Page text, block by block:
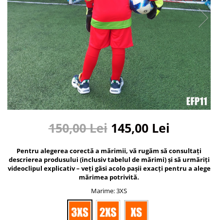
Bidoane si termosuri sportive
Sepci
Trofee
150,00 Lei 145,00 Lei
Pentru alegerea corectă a mărimii, vă rugăm să consultați
descrierea produsului (inclusiv tabelul de mărimi) și să urmăriți
videoclipul explicativ – veți găsi acolo pașii exacți pentru a alege
mărimea potrivită.
Marime: 3XS